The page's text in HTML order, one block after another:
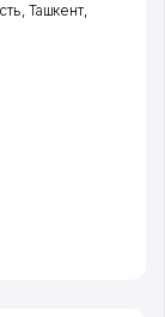
, Ташкент,